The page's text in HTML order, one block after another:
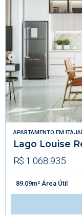
APARTAMENTO EM ITAJAÍ
Lago Louise
R$ 1.068.935
89.09m² Área Útil